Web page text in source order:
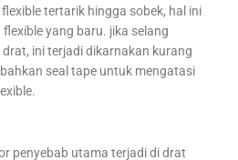
tertarik hingga sobek, hal ini
yang baru. jika selang
ini terjadi dikarnakan kurang
seal tape untuk mengatasi
penyebab utama terjadi di drat